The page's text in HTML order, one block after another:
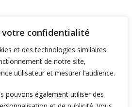
votre confidentialité
et des technologies similaires
de notre site,
utilisateur et mesurer l’audience.
pouvons également utiliser des